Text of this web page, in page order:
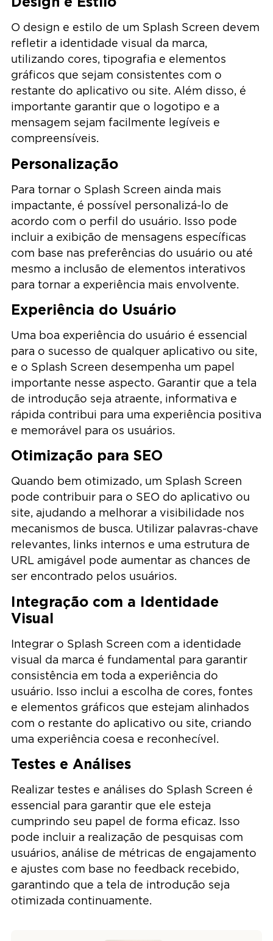
O design e estilo de um Splash Screen devem
refletir a identidade visual da marca,
utilizando cores, tipografia e elementos
gráficos que sejam consistentes com o
restante do aplicativo ou site. Além disso, é
importante garantir que o logotipo e a
mensagem sejam facilmente legíveis e
compreensíveis.
Personalização
Para tornar o Splash Screen ainda mais
impactante, é possível personalizá-lo de
acordo com o perfil do usuário. Isso pode
incluir a exibição de mensagens específicas
com base nas preferências do usuário ou até
mesmo a inclusão de elementos interativos
para tornar a experiência mais envolvente.
Experiência do Usuário
Uma boa experiência do usuário é essencial
para o sucesso de qualquer aplicativo ou site,
e o Splash Screen desempenha um papel
importante nesse aspecto. Garantir que a tela
de introdução seja atraente, informativa e
rápida contribui para uma experiência positiva
e memorável para os usuários.
Otimização para SEO
Quando bem otimizado, um Splash Screen
pode contribuir para o SEO do aplicativo ou
site, ajudando a melhorar a visibilidade nos
mecanismos de busca. Utilizar palavras-chave
relevantes, links internos e uma estrutura de
URL amigável pode aumentar as chances de
ser encontrado pelos usuários.
Integração com a Identidade
Visual
Integrar o Splash Screen com a identidade
visual da marca é fundamental para garantir
consistência em toda a experiência do
usuário. Isso inclui a escolha de cores, fontes
e elementos gráficos que estejam alinhados
com o restante do aplicativo ou site, criando
uma experiência coesa e reconhecível.
Testes e Análises
Realizar testes e análises do Splash Screen é
essencial para garantir que ele esteja
cumprindo seu papel de forma eficaz. Isso
pode incluir a realização de pesquisas com
usuários, análise de métricas de engajamento
e ajustes com base no feedback recebido,
garantindo que a tela de introdução seja
otimizada continuamente.